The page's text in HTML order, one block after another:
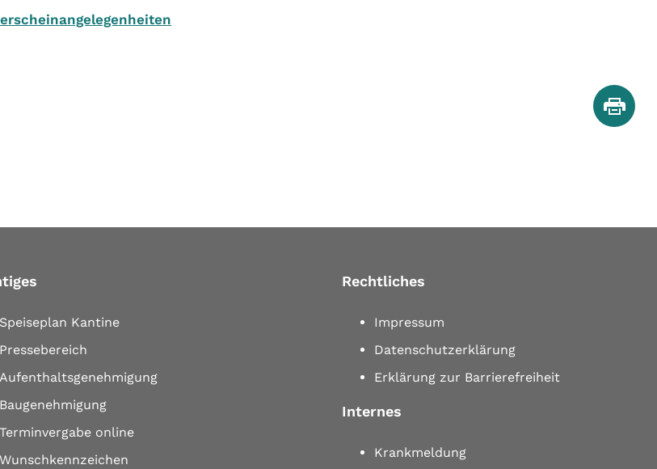
Speiseplan Kantine
Pressebereich
Aufenthaltsgenehmigung
Baugenehmigung
Terminvergabe online
Wunschkennzeichen
Rechtliches
Impressum
Datenschutzerklärung
Erklärung zur Barrierefreiheit
Internes
Krankmeldung